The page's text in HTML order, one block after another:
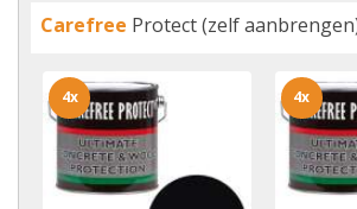
Carefree Protect (zelf
4x 4x